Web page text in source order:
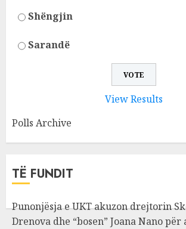
Shëngjin
Sarandë
View Results
Polls Archive
TË FUNDIT
Punonjësja e UKT akuzon drejtorin
Drenova dhe “bosen” Joana Nano për